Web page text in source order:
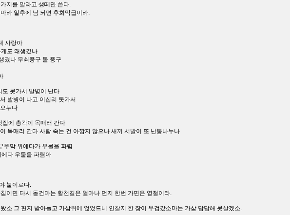
지를 말라고 생떼만 쓴다.
라 일후에 남 되면 후회막급이라.
사랑아
도 왜생겼나
겼나 무쇠풍구 돌 풍구
도 못가서 발병이 난다
발병이 나고 이십리 못가서
누나
집에 총각이 목매러 간다
목매러 간다 사람 죽는 건 아깝지 않으나 새끼 서발이 또 난봉나누나
뚜막 위에다가 우물을 파렴
다 우물을 파렴아
불이로다.
이면 다시 돋건마는 황천길은 얼마나 먼지 한번 가면은 영절이라.
소 그 편지 받아들고 가삼위에 얹었드니 인찰지 한 장이 무겁갔소마는 가삼 답답해 못살겠소.